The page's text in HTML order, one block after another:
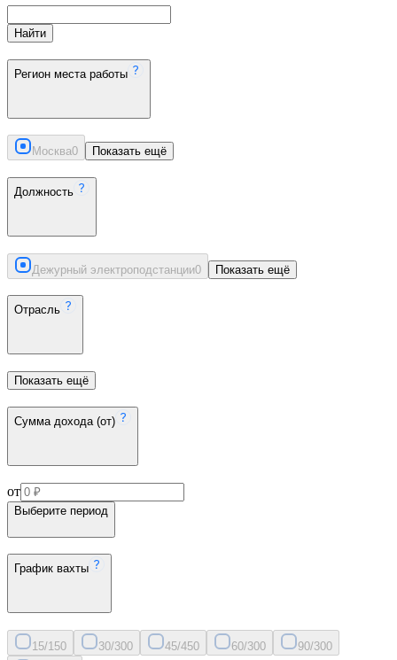
Найти
Регион места работы
Москва0 Показать ещё
Должность
Дежурный электроподстанции0 Показать ещё
Отрасль
Показать ещё
Сумма дохода (от)
от
Выберите период
График вахты
15/150 30/300 45/450 60/300 90/300